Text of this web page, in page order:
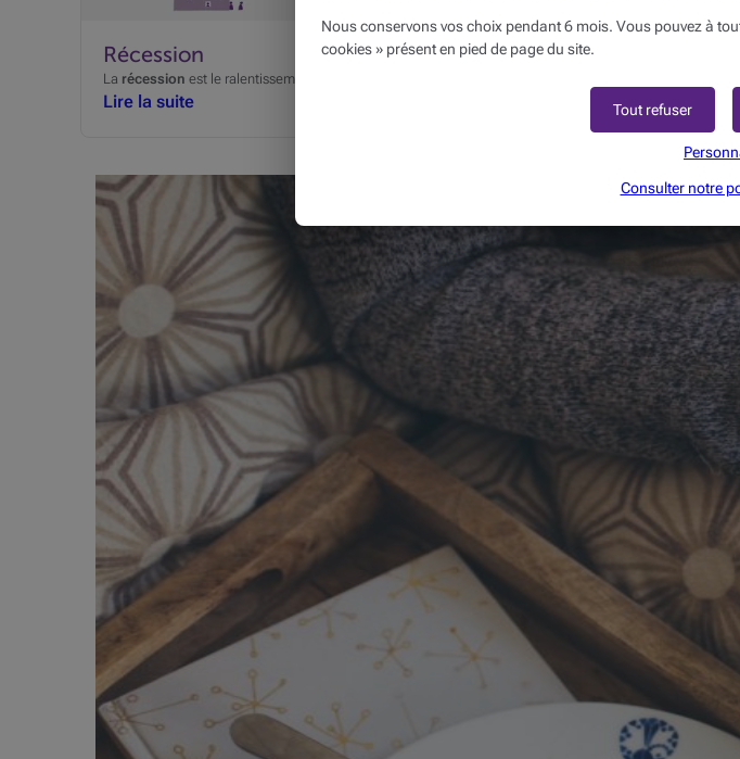
Récession
La récession est le ralentissement prolongé et significatif de l’activité économique d’un pays. Il est
Lire la suite
Nous conservons vos choix pendant 6 mois. Vous pouvez à
cookies » présent en pied de page du site.
Tout refuser
Consulter notre